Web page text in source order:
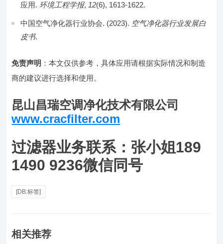
应用.环境工程学报, 12(6), 1613-1622.
中国空气净化器行业协会. (2023). 空气净化器行业发展白
皮书.
免责声明 ：本文仅供参考，具体应用请根据实际情况和制造
商的建议进行选择和使用。
昆山昌瑞空调净化技术有限公司
www.cracfilter.com
过滤器业务联系：张小姐189
1490 9236微信同号
[DB:标签]
相关推荐